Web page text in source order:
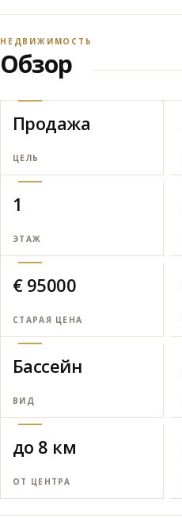
НЕДВИЖИМОСТЬ
Обзор
Продажа
ЦЕЛЬ
1
ЭТАЖ
€ 95000
СТАРАЯ ЦЕНА
Бассейн
ВИД
до 8 км
ОТ ЦЕНТРА